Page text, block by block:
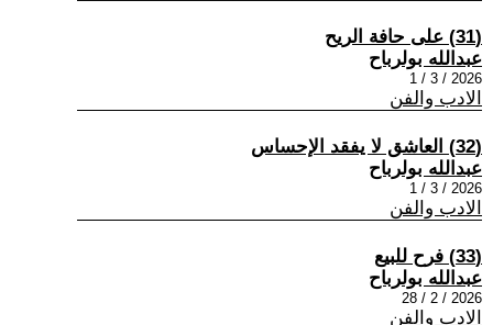
(31) على حافة الريح
عبدالله بولرباح
2026 / 3 / 1
الادب والفن
(32) العاشق لا يفقد الإحساس
عبدالله بولرباح
2026 / 3 / 1
الادب والفن
(33) فرح للبيع
عبدالله بولرباح
2026 / 2 / 28
الادب والفن